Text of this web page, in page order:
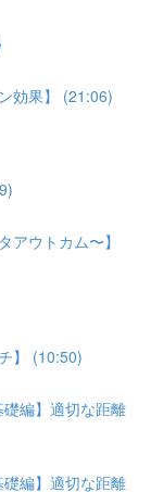
効果】 (21:06)
アウトカム〜】
】 (10:50)
編】適切な距離
編】適切な距離